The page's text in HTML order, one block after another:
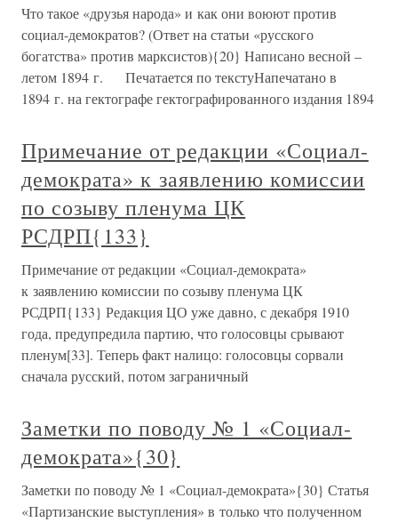
Что такое «друзья народа» и как они воюют против
социал-демократов? (Ответ на статьи «русского
богатства» против марксистов){20} Написано весной –
летом 1894 г. Печатается по текстуНапечатано в
1894 г. на гектографе гектографированного издания 1894
Примечание от редакции «Социал-
демократа» к заявлению комиссии
по созыву пленума ЦК
РСДРП{133}
Примечание от редакции «Социал-демократа»
к заявлению комиссии по созыву пленума ЦК
РСДРП{133} Редакция ЦО уже давно, с декабря 1910
года, предупредила партию, что голосовцы срывают
пленум[33]. Теперь факт налицо: голосовцы сорвали
сначала русский, потом заграничный
Заметки по поводу № 1 «Социал-
демократа»{30}
Заметки по поводу № 1 «Социал-демократа»{30} Статья
«Партизанские выступления» в только что полученном